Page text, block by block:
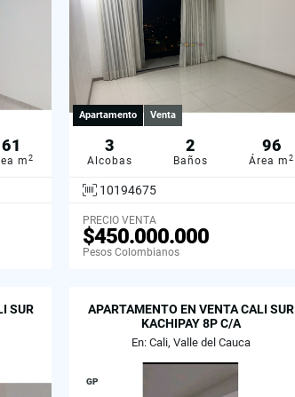
61
m2
Apartamento Venta
3
Alcobas
2
Baños
96
Área m 2
10194675
PRECIO VENTA
$450.000.000
Pesos Colombianos
SUR
APARTAMENTO EN VENTA CALI SUR
KACHIPAY 8P C/A
En: Cali, Valle del Cauca
GP